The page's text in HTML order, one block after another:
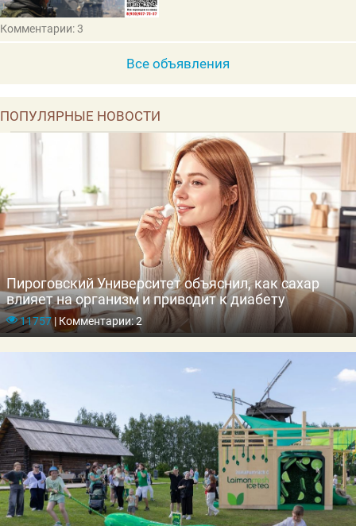
Комментарии: 3
Все объявления
ПОПУЛЯРНЫЕ НОВОСТИ
Пироговский Университет объяснил, как сахар
влияет на организм и приводит к диабету
11757|Комментарии: 2